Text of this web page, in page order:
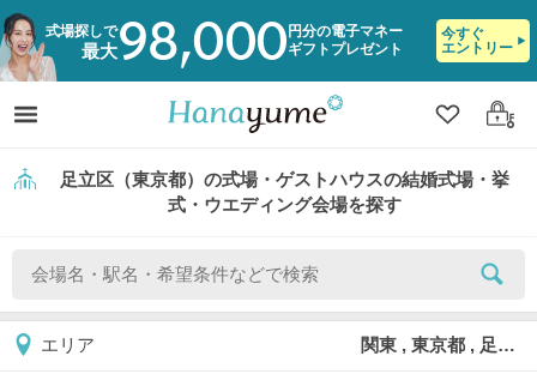
式場探しで
最大98,000 円分の電子マネー
ギフトプレゼント
今すぐ
エントリー
クリップ
ログ
足立区（東京都）の式場・ゲストハウスの結婚式場・挙
式・ウエディング会場を探す
エリア 関東 , 東京都 , 足立区